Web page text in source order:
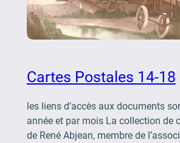
Cartes Postales 14-18
les liens d’accès aux documents
année et par mois La collection de
de René Abjean, membre de